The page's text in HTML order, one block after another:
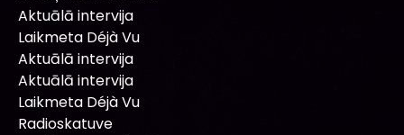
Aktuālā intervija
Laikmeta Déjà Vu
Aktuālā intervija
Aktuālā intervija
Laikmeta Déjà Vu
Radioskatuve